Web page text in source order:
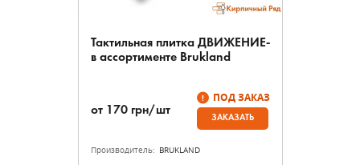
Тактильная плитка ДВИЖЕНИЕ-
в ассортименте Brukland
от 170 грн/шт
ПОД ЗАКАЗ
ЗАКАЗАТЬ
Производитель: BRUKLAND